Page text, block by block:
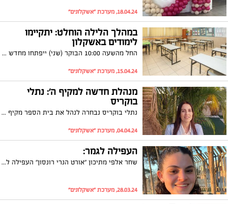
18.04.24, מערכת "אשקלונים"
במהלך הלילה הוחלט: יתקיימו
לימודים באשקלון
החל מהשעה 10:00 הבוקר (שני) ייפתחו מחדש כל מוסדות החינוך בעיר ויופעלו קייטנות הפסח. זאת לאחר שבלילה הסיר פיקוד העורף את ההגבלות
15.04.24, מערכת "אשקלונים"
מנהלת חדשה למקיף ה': נתלי
בוקריס
נתלי בוקריס נבחרה לנהל את בית הספר מקיף ה׳ דרכא באשקלון. בוקריס תחליף בתפקידה את המנהלת הוותיקה של בית הספר, דליה רחמים
04.04.24, מערכת "אשקלונים"
העפילה לגמר:
שחר אלפי מתיכון "אורט הנרי רונסון" העפילה לגמר באולימפיאדה הארצית בביוטכנולוגיה בחסות הטכניון.
28.03.24, מערכת "אשקלונים"